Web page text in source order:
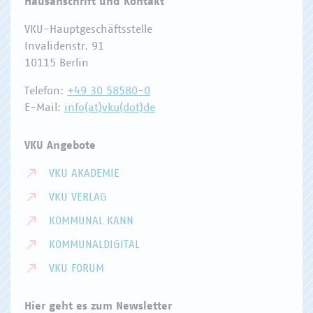
VKU-Hauptgeschäftsstelle
Invalidenstr. 91
10115 Berlin
Telefon: +49 30 58580-0
E-Mail: info(at)vku(dot)de
VKU Angebote
VKU AKADEMIE
VKU VERLAG
KOMMUNAL KANN
KOMMUNALDIGITAL
VKU FORUM
Hier geht es zum Newsletter